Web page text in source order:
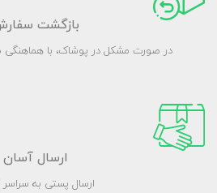
بازگشت
در صورت مشکل در پوشاک، با هماهنگی
ارسال آسان
ارسال پستی به